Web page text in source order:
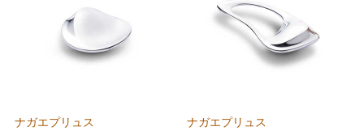
ナガエプリュス ナガエプリュス